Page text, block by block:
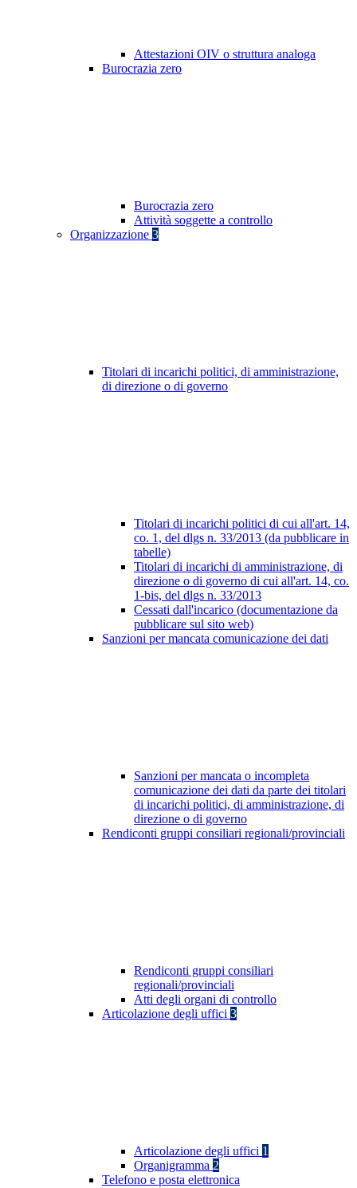
Attestazioni OIV o struttura analoga
Burocrazia zero
Burocrazia zero
Attività soggette a controllo
Organizzazione 3
Titolari di incarichi politici, di amministrazione,
di direzione o di governo
Titolari di incarichi politici di cui all'art. 14,
co. 1, del dlgs n. 33/2013 (da pubblicare in
tabelle)
Titolari di incarichi di amministrazione, di
direzione o di governo di cui all'art. 14, co.
1-bis, del dlgs n. 33/2013
Cessati dall'incarico (documentazione da
pubblicare sul sito web)
Sanzioni per mancata comunicazione dei dati
Sanzioni per mancata o incompleta
comunicazione dei dati da parte dei titolari
di incarichi politici, di amministrazione, di
direzione o di governo
Rendiconti gruppi consiliari regionali/provinciali
Rendiconti gruppi consiliari
regionali/provinciali
Atti degli organi di controllo
Articolazione degli uffici 3
Articolazione degli uffici 1
Organigramma 2
Telefono e posta elettronica